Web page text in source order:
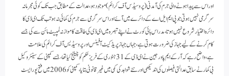
اور اس سے پیدا ہونے والی جرم کی آمدنی (پروسیڈس آف کرائم) موجود ہو،عدالت کے مطابق جب تک کوئی مجرمانہ
سرگرمی نہیں ہوتی جو پی ایم ایل اے کے دائرے میں آئے اور اس سرگرمی سے جرم کی کمائی نہ ہو تب تک ای ڈی کا
دائرہ اختیار شروع نہیں ہوتا،مدراس ہائی کورٹ نے اپنے تبصرہ میں ای ڈی کی طاقت کا موازنہ لمپیٹ مائن سے کی جسے
کام کرنے کے لیے جہاز کی ضرورت ہوتی ہے،جہاں جہاز پریڈ کیٹ آفینس اور پروسیڈیس آف کرائم کی علامت
ہے،واضح رہے کہ آر کے ایم پاور جین نے ای ڈی کے31 جنوری کے فریز حکم کو چیلنج کیا تھا،جسے کمپنی کے سینئر وکیل
بی کمار نے سابق عدالتی فیصلوں کی اندیکھی اور نئے شواہد کی کمی میں غیر قانونی بتایا، کمپنی کو 2006 میں فتح پور ایسٹ